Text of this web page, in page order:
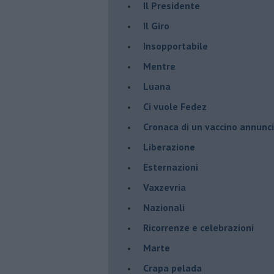
Il Presidente
​Il Giro
Insopportabile
​Mentre
Luana
​Ci vuole Fedez
​Cronaca di un vaccino
​Liberazione
Esternazioni
Vaxzevria
Nazionali
​Ricorrenze e celebrazioni
Marte
​Crapa pelada